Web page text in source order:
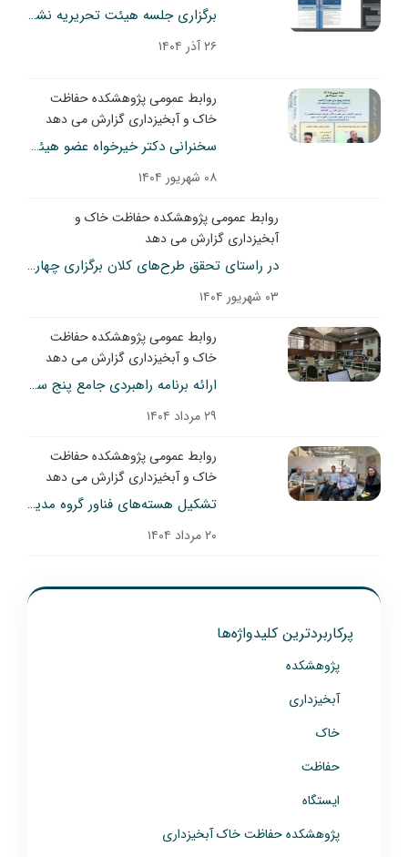
برگزاری جلسه هیئت تحریریه نشریه مهندسی و مدیریت آبخیز
۲۶ آذر ۱۴۰۴
روابط عمومی پژوهشکده حفاظت
خاک و آبخیزداری گزارش می دهد
سخنرانی دکتر خیرخواه عضو هیئت علمی پژوهشکده حفاظت خاک و آبخیزداری در دوازدهمین نشست از سلسله نشست‌های تخصصی مدیریت جامع حوزه آبخیز و منابع زیستی
۰۸ شهریور ۱۴۰۴
روابط عمومی پژوهشکده حفاظت خاک و
آبخیزداری گزارش می دهد
در راستای تحقق طرح‌های کلان برگزاری چهار جلسه کمیته علمی فنی آبخیزداری توسط اداره برنامه ریزی و ارزیابی طرح های تحقیقاتی
۰۳ شهریور ۱۴۰۴
روابط عمومی پژوهشکده حفاظت
خاک و آبخیزداری گزارش می دهد
ارائه برنامه راهبردی جامع پنج ساله گروه مدیریت حوزه‌های آبخیز
۲۹ مرداد ۱۴۰۴
روابط عمومی پژوهشکده حفاظت
خاک و آبخیزداری گزارش می دهد
تشکیل هسته‌های فناور گروه مدیریت حوزه‌های آبخیز
۲۰ مرداد ۱۴۰۴
پرکاربردترین کلیدواژه‌ها
پژوهشکده
آبخیزداری
خاک
حفاظت
ایستگاه
پژوهشکده حفاظت خاک آبخیزداری